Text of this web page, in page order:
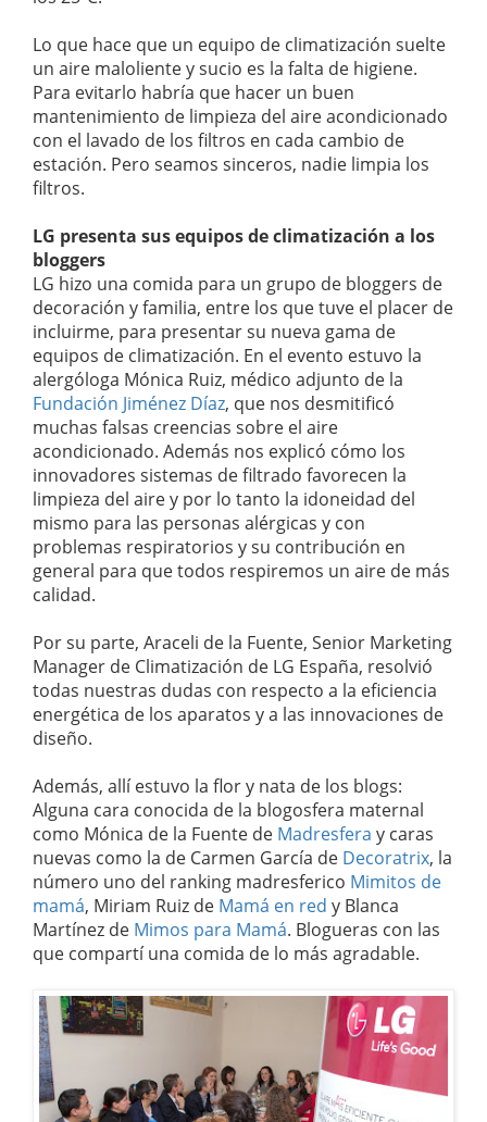
Lo que hace que un equipo de climatización suelte
un aire maloliente y sucio es la falta de higiene.
Para evitarlo habría que hacer un buen
mantenimiento de limpieza del aire acondicionado
con el lavado de los filtros en cada cambio de
estación. Pero seamos sinceros, nadie limpia los
filtros.
LG presenta sus equipos de climatización a los
bloggers
LG hizo una comida para un grupo de bloggers de
decoración y familia, entre los que tuve el placer de
incluirme, para presentar su nueva gama de
equipos de climatización. En el evento estuvo la
alergóloga Mónica Ruiz, médico adjunto de la
Fundación Jiménez Díaz, que nos desmitificó
muchas falsas creencias sobre el aire
acondicionado. Además nos explicó cómo los
innovadores sistemas de filtrado favorecen la
limpieza del aire y por lo tanto la idoneidad del
mismo para las personas alérgicas y con
problemas respiratorios y su contribución en
general para que todos respiremos un aire de más
calidad.
Por su parte, Araceli de la Fuente, Senior Marketing
Manager de Climatización de LG España, resolvió
todas nuestras dudas con respecto a la eficiencia
energética de los aparatos y a las innovaciones de
diseño.
Además, allí estuvo la flor y nata de los blogs:
Alguna cara conocida de la blogosfera maternal
como Mónica de la Fuente de Madresfera y caras
nuevas como la de Carmen García de Decoratrix, la
número uno del ranking madresferico Mimitos de
mamá, Miriam Ruiz de Mamá en red y Blanca
Martínez de Mimos para Mamá. Blogueras con las
que compartí una comida de lo más agradable.